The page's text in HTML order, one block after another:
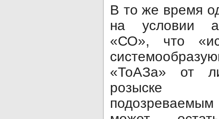
В то же время
на условии
«СО», что
«ТоАЗа» от
розыске
подозреваемым